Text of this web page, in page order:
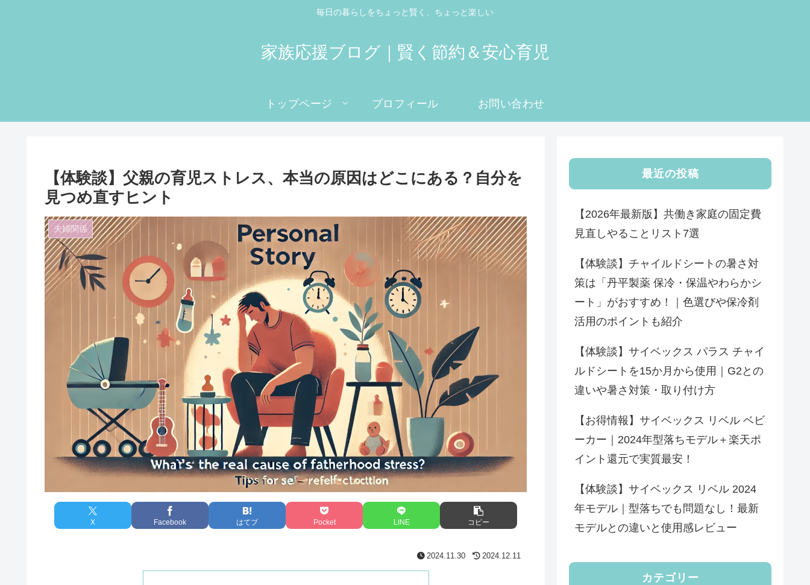
毎日の暮らしをちょっと賢く、ちょっと楽しい
家族応援ブログ｜賢く節約＆安心育児
トップページ プロフィール お問い合わせ
【体験談】父親の育児ストレス、本当の原因はどこにある？自分を
見つめ直すヒント
夫婦関係
X Facebook はてブ Pocket LINE コピー
2024.11.30 2024.12.11
最近の投稿
【2026年最新版】共働き家庭の固定費
見直しやることリスト7選
【体験談】チャイルドシートの暑さ対
策は「丹平製薬 保冷・保温やわらかシ
ート」がおすすめ！｜色選びや保冷剤
活用のポイントも紹介
【体験談】サイベックス パラス チャイ
ルドシートを15か月から使用｜G2との
違いや暑さ対策・取り付け方
【お得情報】サイベックス リベル ベビ
ーカー｜2024年型落ちモデル＋楽天ポ
イント還元で実質最安！
【体験談】サイベックス リベル 2024
年モデル｜型落ちでも問題なし！最新
モデルとの違いと使用感レビュー
カテゴリー